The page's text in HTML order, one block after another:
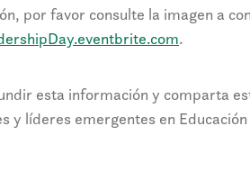
por favor consulte la imagen a
.
esta información y comparta
y líderes emergentes en